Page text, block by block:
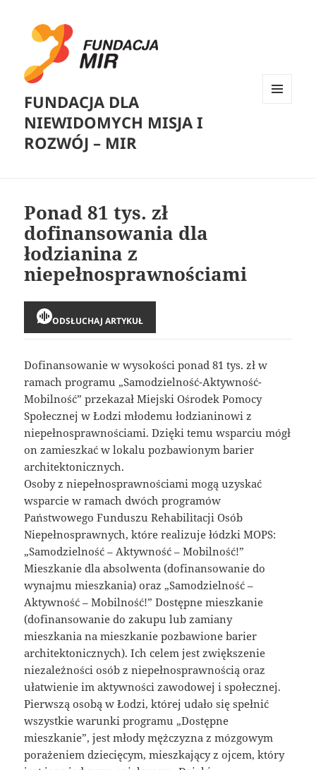
FUNDACJA DLA
NIEWIDOMYCH MISJA I
ROZWÓJ – MIR
Ponad 81 tys. zł
dofinansowania dla
łodzianina z
niepełnosprawnościami
ODSŁUCHAJ ARTYKUŁ
Dofinansowanie w wysokości ponad 81 tys. zł w
ramach programu „Samodzielność-Aktywność-
Mobilność” przekazał Miejski Ośrodek Pomocy
Społecznej w Łodzi młodemu łodzianinowi z
niepełnosprawnościami. Dzięki temu wsparciu mógł
on zamieszkać w lokalu pozbawionym barier
architektonicznych.
Osoby z niepełnosprawnościami mogą uzyskać
wsparcie w ramach dwóch programów
Państwowego Funduszu Rehabilitacji Osób
Niepełnosprawnych, które realizuje łódzki MOPS:
„Samodzielność – Aktywność – Mobilność!”
Mieszkanie dla absolwenta (dofinansowanie do
wynajmu mieszkania) oraz „Samodzielność –
Aktywność – Mobilność!” Dostępne mieszkanie
(dofinansowanie do zakupu lub zamiany
mieszkania na mieszkanie pozbawione barier
architektonicznych). Ich celem jest zwiększenie
niezależności osób z niepełnosprawnością oraz
ułatwienie im aktywności zawodowej i społecznej.
Pierwszą osobą w Łodzi, której udało się spełnić
wszystkie warunki programu „Dostępne
mieszkanie”, jest młody mężczyzna z mózgowym
porażeniem dziecięcym, mieszkający z ojcem, który